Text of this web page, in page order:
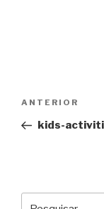
artigos
Conteúdo
anterior
ANTERIOR
kids-